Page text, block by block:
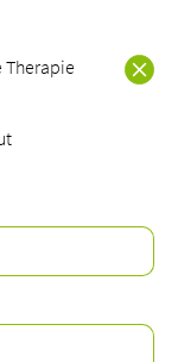
Therapie